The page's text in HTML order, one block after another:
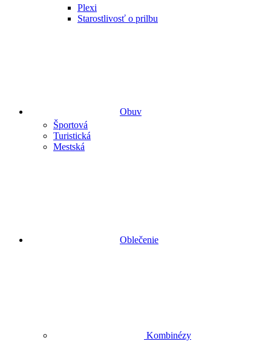
Plexi
Starostlivosť o prilbu
Obuv
Športová
Turistická
Mestská
Oblečenie
Kombinézy